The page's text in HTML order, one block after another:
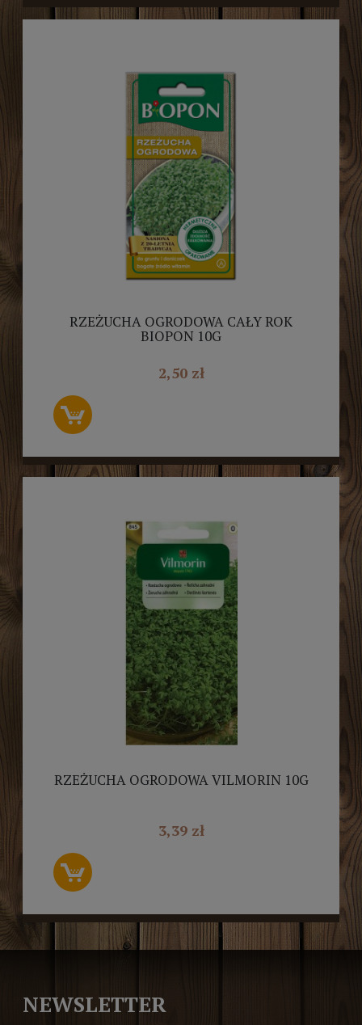
RZEŻUCHA OGRODOWA CAŁY ROK
BIOPON 10G
2,50 zł
RZEŻUCHA OGRODOWA VILMORIN 10G
3,39 zł
NEWSLETTER